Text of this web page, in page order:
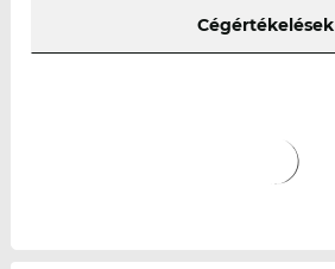
Cégértékelések